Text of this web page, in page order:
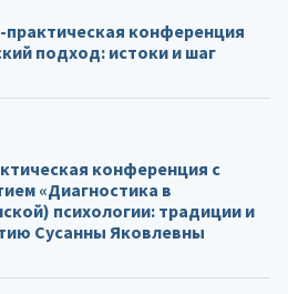
практическая конференция
подход: истоки и шаг
конференция с
«Диагностика в
психологии: традиции и
Сусанны Яковлевны